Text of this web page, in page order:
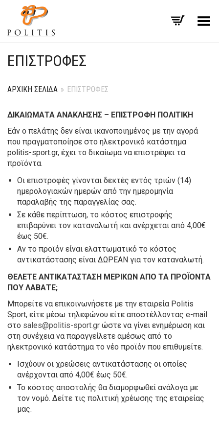
Εναλλαγή μενού
ΕΠΙΣΤΡΟΦΈΣ
ΑΡΧΙΚΉ ΣΕΛΊΔΑ » ΕΠΙΣΤΡΟΦΈΣ
ΔΙΚΑΙΩΜΑΤΑ ΑΝΑΚΛΗΣΗΣ – ΕΠΙΣΤΡΟΦΗ ΠΟΛΙΤΙΚΗ
Εάν ο πελάτης δεν είναι ικανοποιημένος με την αγορά
που πραγματοποίησε στο ηλεκτρονικό κατάστημα
politis-sport.gr, έχει το δικαίωμα να επιστρέψει τα
προϊόντα.
Οι επιστροφές γίνονται δεκτές εντός τριών (14)
ημερολογιακών ημερών από την ημερομηνία
παραλαβής της παραγγελίας σας.
Σε κάθε περίπτωση, το κόστος επιστροφής
επιβαρύνει τον καταναλωτή και ανέρχεται από 4,00€
έως 50€.
Αν το προϊόν είναι ελαττωματικό το κόστος
αντικατάστασης είναι ΔΩΡΕΑΝ για τον καταναλωτή.
ΘΕΛΕΤΕ ΑΝΤΙΚΑΤΑΣΤΑΣΗ ΜΕΡΙΚΩΝ ΑΠΟ ΤΑ ΠΡΟΪΟΝΤΑ
ΠΟΥ ΛΑΒΑΤΕ;
Μπορείτε να επικοινωνήσετε με την εταιρεία Politis
Sport, είτε μέσω τηλεφώνου είτε αποστέλλοντας e-mail
στο sales@politis-sport.gr ώστε να γίνει ενημέρωση και
στη συνέχεια να παραγγείλετε αμέσως από το
ηλεκτρονικό κατάστημα το νέο προϊόν που επιθυμείτε.
Ισχύουν οι χρεώσεις αντικατάστασης οι οποίες
ανέρχονται από 4,00€ έως 50€.
Το κόστος αποστολής θα διαμορφωθεί ανάλογα με
τον νομό. Δείτε τις πολιτική χρέωσης της εταιρείας
μας.